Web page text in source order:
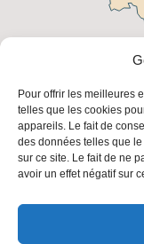
Pour offrir les meilleures
telles que les cookies
appareils. Le fait de
des données telles que
sur ce site. Le fait de ne
avoir un effet négatif sur
FAQ